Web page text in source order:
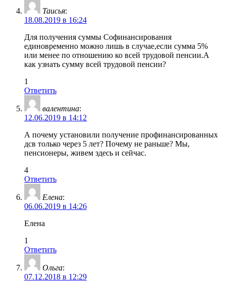
Таисья:
18.08.2019 в 16:24
Для получения суммы Софинансирования
единовременно можно лишь в случае,если сумма 5%
или менее по отношению ко всей трудовой пенсии.А
как узнать сумму всей трудовой пенсии?
1
Ответить
валентина:
12.06.2019 в 14:12
А почему установили получение профинансированных
дсв только через 5 лет? Почему не раньше? Мы,
пенсионеры, живем здесь и сейчас.
4
Ответить
Елена:
06.06.2019 в 14:26
Елена
1
Ответить
Ольга:
07.12.2018 в 12:29